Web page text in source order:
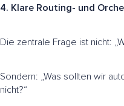
4. Klare Routing- und
Die zentrale Frage ist nicht:
Sondern: „Was sollten wir
nicht?“